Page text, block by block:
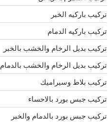
تركيب باركيه الخبر
تركيب باركيه الدمام
تركيب بديل الرخام والخشب بالخبر
تركيب بديل الرخام والخشب بالدمام
تركيب بلاط وسيراميك
تركيب جبس بورد بالاحساء
تركيب جبس بورد بالدمام والخبر